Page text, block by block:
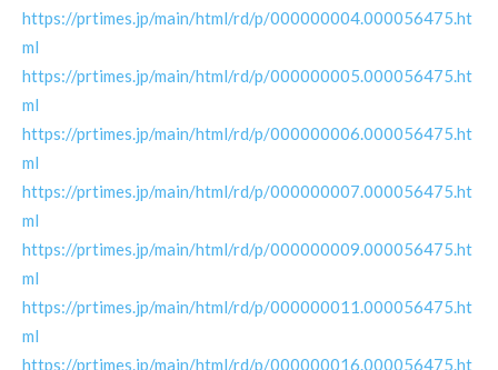
https://prtimes.jp/main/html/rd/p/000000004.000056475.ht
ml
https://prtimes.jp/main/html/rd/p/000000005.000056475.ht
ml
https://prtimes.jp/main/html/rd/p/000000006.000056475.ht
ml
https://prtimes.jp/main/html/rd/p/000000007.000056475.ht
ml
https://prtimes.jp/main/html/rd/p/000000009.000056475.ht
ml
https://prtimes.jp/main/html/rd/p/000000011.000056475.ht
ml
https://prtimes.jp/main/html/rd/p/000000016.000056475.ht